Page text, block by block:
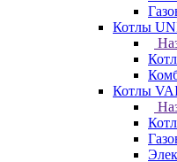
Котлы
Котлы